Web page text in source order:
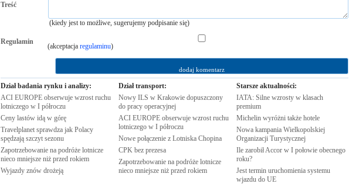
Treść
(kiedy jest to możliwe, sugerujemy podpisanie się)
Regulamin
(akceptacja regulaminu)
Dział badania rynku i analizy:
ACI EUROPE obserwuje wzrost ruchu
lotniczego w I półroczu
Ceny lastów idą w górę
Travelplanet sprawdza jak Polacy
spędzają szczyt sezonu
Zapotrzebowanie na podróże lotnicze
nieco mniejsze niż przed rokiem
Wyjazdy znów drożeją
Dział transport:
Nowy ILS w Krakowie dopuszczony
do pracy operacyjnej
ACI EUROPE obserwuje wzrost ruchu
lotniczego w I półroczu
Nowe połączenie z Lotniska Chopina
CPK bez prezesa
Zapotrzebowanie na podróże lotnicze
nieco mniejsze niż przed rokiem
Starsze aktualności:
IATA: Silne wzrosty w klasach
premium
Michelin wyróżni także hotele
Nowa kampania Wielkopolskiej
Organizacji Turystycznej
Ile zarobił Accor w I połowie obecnego
roku?
Jest termin uruchomienia systemu
wjazdu do UE